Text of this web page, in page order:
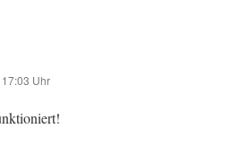
Uhr